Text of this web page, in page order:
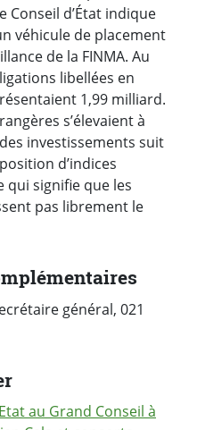
Conseil d’État indique
véhicule de placement
de la FINMA. Au
libellées en
1,99 milliard.
s’élevaient à
investissements suit
d’indices
qui signifie que les
pas librement le
général, 021
au Grand Conseil à